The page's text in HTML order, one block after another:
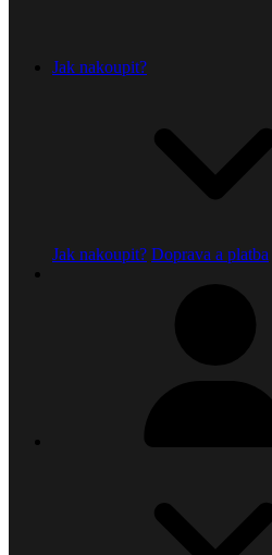
Jak nakoupit?
Jak nakoupit? Doprava a platba